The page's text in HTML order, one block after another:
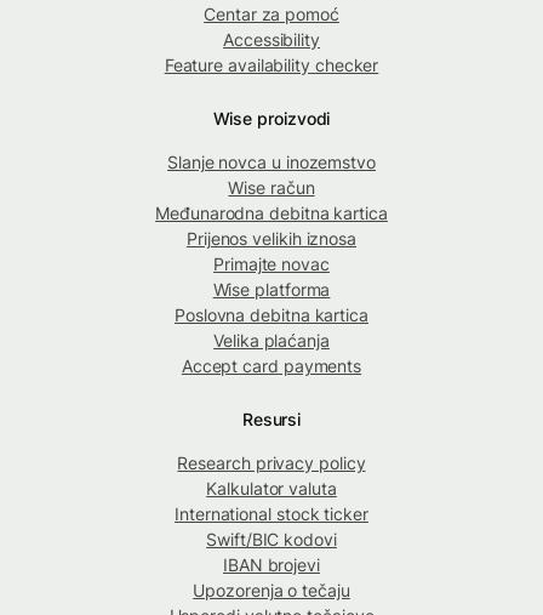
Centar za pomoć
Accessibility
Feature availability checker
Wise proizvodi
Slanje novca u inozemstvo
Wise račun
Međunarodna debitna kartica
Prijenos velikih iznosa
Primajte novac
Wise platforma
Poslovna debitna kartica
Velika plaćanja
Accept card payments
Resursi
Research privacy policy
Kalkulator valuta
International stock ticker
Swift/BIC kodovi
IBAN brojevi
Upozorenja o tečaju